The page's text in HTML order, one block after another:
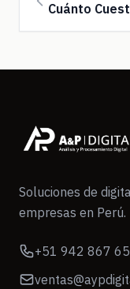
Soluciones de
empresas en Perú.
+51 942 867